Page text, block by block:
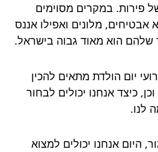
פירות. במקרים מסוימים
אבטיחים, מלונים ואפילו אננס
שלהם הוא מאוד גבוה בישראל.
יום הולדת מתאים להכין
כיצד אנחנו יכולים לבחור
לנו.
היום אנחנו יכולים למצוא